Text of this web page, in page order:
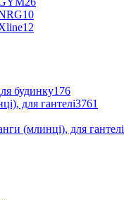
10
12
будинку176
для гантелі3761
(млинці), для гантелі